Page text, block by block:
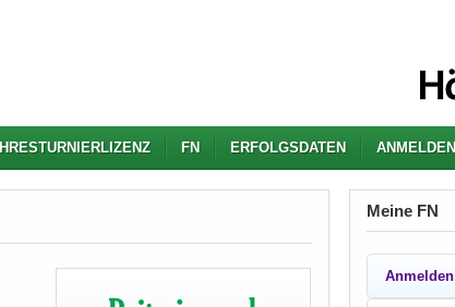
FN ERFOLGSDATEN ANMELDEN
Meine FN
Anmelden